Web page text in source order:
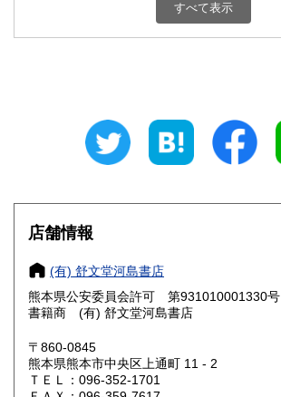
190円 富山県
190円 静岡県
奈良県 190円 和歌山県
岡山県 190円
すべて表示
店舗情報
(有) 舒文堂河島書店
熊本県公安委員会許可 第931010001330号
書籍商 (有) 舒文堂河島書店
〒860-0845
熊本県熊本市中央区上通町 11 - 2
ＴＥＬ：096-352-1701